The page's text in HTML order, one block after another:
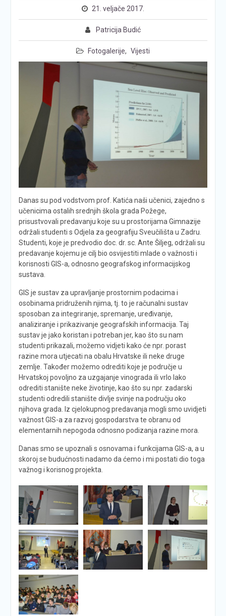
21. veljače 2017.
Patricija Budić
Fotogalerije, Vijesti
Danas su pod vodstvom prof. Katića naši učenici, zajedno s
učenicima ostalih srednjih škola grada Požege,
prisustvovali predavanju koje su u prostorijama Gimnazije
održali studenti s Odjela za geografiju Sveučilišta u Zadru.
Studenti, koje je predvodio doc. dr. sc. Ante Šiljeg, održali su
predavanje kojemu je cilj bio osvijestiti mlade o važnosti i
korisnosti GIS-a, odnosno geografskog informacijskog
sustava.
GIS je sustav za upravljanje prostornim podacima i
osobinama pridruženih njima, tj. to je računalni sustav
sposoban za integriranje, spremanje, uređivanje,
analiziranje i prikazivanje geografskih informacija. Taj
sustav je jako koristan i potreban jer, kao što su nam
studenti prikazali, možemo vidjeti kako će npr. porast
razine mora utjecati na obalu Hrvatske ili neke druge
zemlje. Također možemo odrediti koje je područje u
Hrvatskoj povoljno za uzgajanje vinograda ili vrlo lako
odrediti stanište neke životinje, kao što su npr. zadarski
studenti odredili stanište divlje svinje na području oko
njihova grada. Iz cjelokupnog predavanja mogli smo uvidjeti
važnost GIS-a za razvoj gospodarstva te obranu od
elementarnih nepogoda odnosno podizanja razine mora.
Danas smo se upoznali s osnovama i funkcijama GIS-a, a u
skoroj se budućnosti nadamo da ćemo i mi postati dio toga
važnog i korisnog projekta.